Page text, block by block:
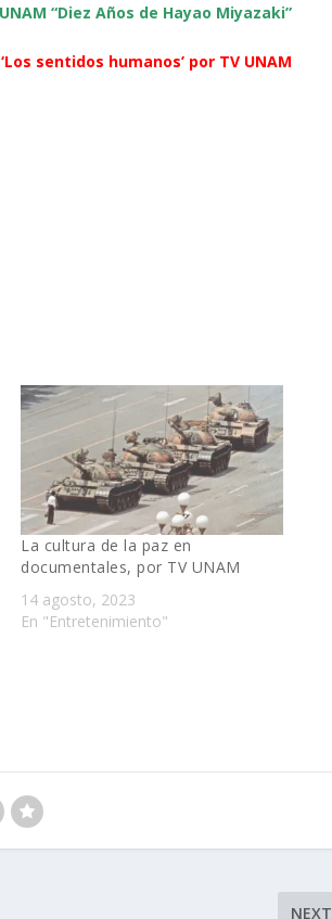
“Diez Años de Hayao Miyazaki”
‘Los sentidos humanos’ por TV UNAM
La cultura de la paz en
documentales, por TV UNAM
14 agosto, 2023
En "Entretenimiento"
NEXT